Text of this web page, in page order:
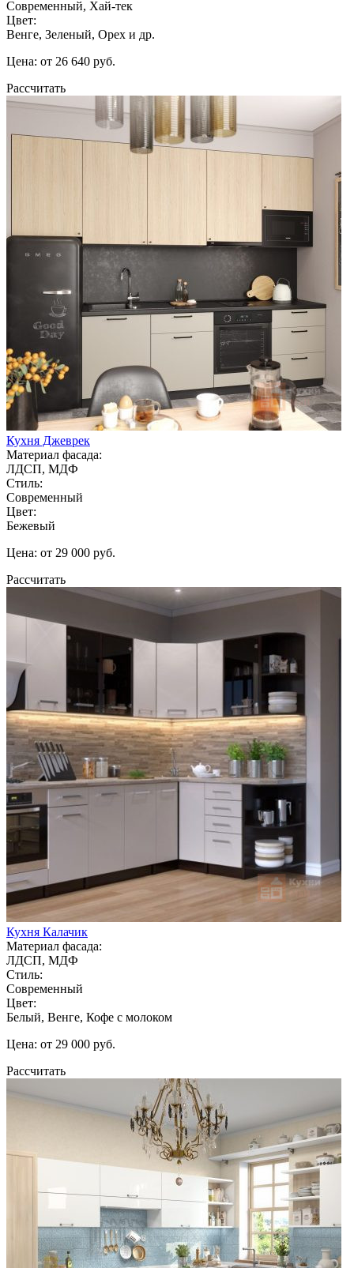
Современный, Хай-тек
Цвет:
Венге, Зеленый, Орех и др.
Цена: от 26 640 руб.
Рассчитать
Кухня Джеврек
Материал фасада:
ЛДСП, МДФ
Стиль:
Современный
Цвет:
Бежевый
Цена: от 29 000 руб.
Рассчитать
Кухня Калачик
Материал фасада:
ЛДСП, МДФ
Стиль:
Современный
Цвет:
Белый, Венге, Кофе с молоком
Цена: от 29 000 руб.
Рассчитать